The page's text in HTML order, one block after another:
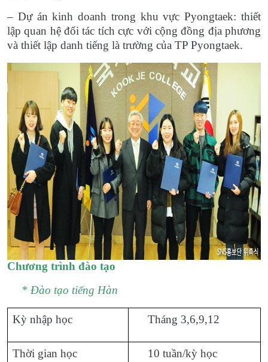
– Dự án kinh doanh trong khu vực Pyongtaek: thiết
lập quan hệ đối tác tích cực với cộng đồng địa phương
và thiết lập danh tiếng là trường của TP Pyongtaek.
Chương trình đào tạo
* Đào tạo tiếng Hàn
Kỳ nhập học Tháng 3,6,9,12
Thời gian học 10 tuần/kỳ học